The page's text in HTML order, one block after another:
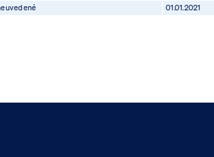
01.01.2021